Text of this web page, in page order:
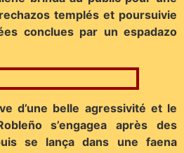
templés et poursuivie
conclues par un espadazo
d’une belle agressivité et le
s’engagea après des
se lança dans une faena